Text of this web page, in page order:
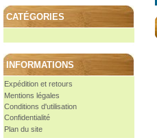
CATÉGORIES
INFORMATIONS
Expédition et retours
Mentions légales
Conditions d'utilisation
Confidentialité
Plan du site